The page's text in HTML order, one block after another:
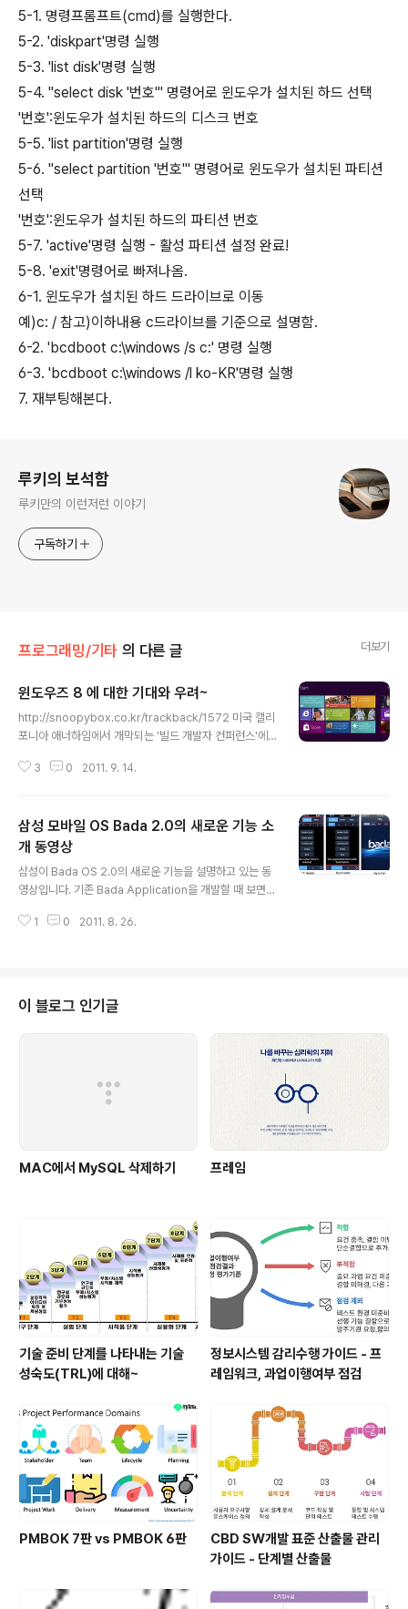
5-1. 명령프롬프트(cmd)를 실행한다.
5-2. 'diskpart'명령 실행
5-3. 'list disk'명령 실행
5-4. "select disk '번호'" 명령어로 윈도우가 설치된 하드 선택
'번호':윈도우가 설치된 하드의 디스크 번호
5-5. 'list partition'명령 실행
5-6. "select partition '번호'" 명령어로 윈도우가 설치된 파티션
선택
'번호':윈도우가 설치된 하드의 파티션 번호
5-7. 'active'명령 실행 - 활성 파티션 설정 완료!
5-8. 'exit'명령어로 빠져나옴.
6-1. 윈도우가 설치된 하드 드라이브로 이동
예)c: / 참고)이하내용 c드라이브를 기준으로 설명함.
6-2. 'bcdboot c:\windows /s c:' 명령 실행
6-3. 'bcdboot c:\windows /l ko-KR'명령 실행
7. 재부팅해본다.
루키의 보석함
루키만의 이런저런 이야기
구독하기
프로그래밍/기타 의 다른 글 더보기
윈도우즈 8 에 대한 기대와 우려~
http://snoopybox.co.kr/trackback/1572 미국 캘리
포니아 애너하임에서 개막되는 '빌드 개발자 컨퍼런스'에
동영상을 통해서도 많은 관심을 받았었는데요.. 이제 본격
기능은 역시 메트로 스타일 인터페이스인 것 같습니다. 위
동영상을 처음 봤을 때도 딱 태블릿에 적합한 디자인이라
는 생각을 했었는데.. PC에도 동일하게 적용한다고 하니
기대가 크네요.. 이외에도 인터넷 익스플로러 10을 적용했
다고 하는데요. HTML5등 표준을 좀더 잘 반영했을거라
는 생각이 드네요. 부팅속도도 빨라졌다고 하고.. 윈도스토
3 0 2011. 9. 14.
삼성 모바일 OS Bada 2.0의 새로운 기능 소
개 동영상
삼성이 Bada OS 2.0의 새로운 기능을 설명하고 있는 동
영상입니다. 기존 Bada Application을 개발할 때 보면
이제 2.0이 되었으니 보다 많은 기능들이 지원될 거라고
되는 멀티태스킹은 아니었는데요. 이번 버전에서 OS 레벨
에서 진정한 멀티 태스킹을 지원한다고 하는군요. UI 2.0
바다 OS의 경우, UI가 조금 부족하기는 했는데요. 이번에
많은 개선을 한 것 같습니다. Layout Management 안
1 0 2011. 8. 26.
이 블로그 인기글
MAC에서 MySQL 삭제하기 프레임
기술 준비 단계를 나타내는 기술
성숙도(TRL)에 대해~
정보시스템 감리수행 가이드 - 프
레임워크, 과업이행여부 점검
PMBOK 7판 vs PMBOK 6판
CBD SW개발 표준 산출물 관리
가이드 - 단계별 산출물